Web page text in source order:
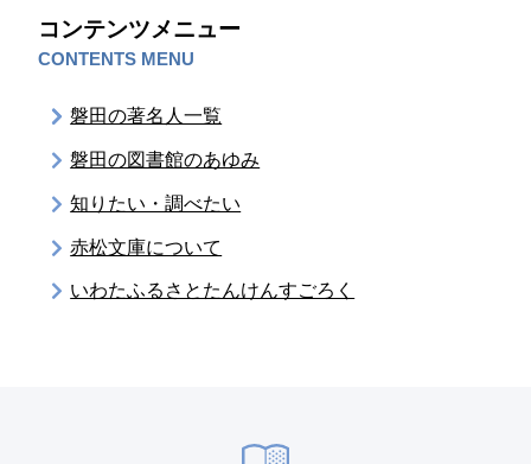
コンテンツメニュー
CONTENTS MENU
磐田の著名人一覧
磐田の図書館のあゆみ
知りたい・調べたい
赤松文庫について
いわたふるさとたんけんすごろく